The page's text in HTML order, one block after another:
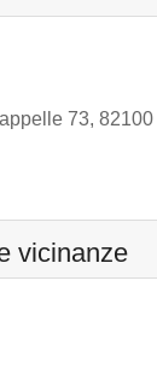
73, 82100
vicinanze